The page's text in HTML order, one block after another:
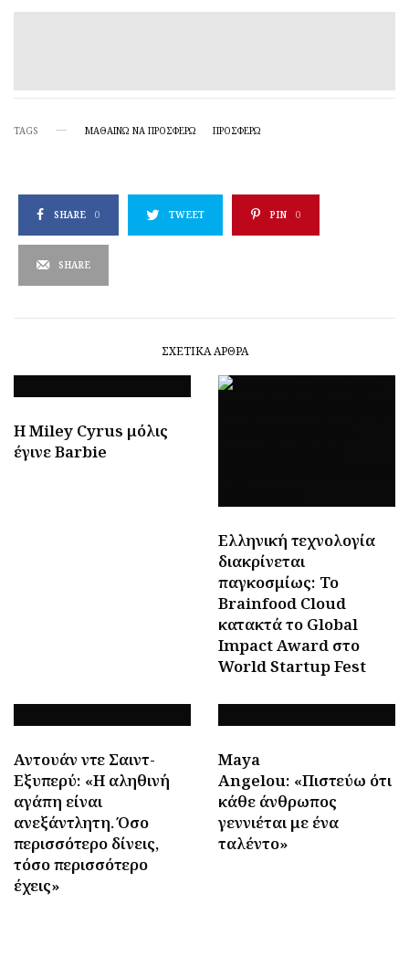
TAGS ΜΑΘΑΊΝΩ ΝΑ ΠΡΟΣΦΈΡΩ ΠΡΟΣΦΈΡΩ
SHARE 0 TWEET PIN 0
SHARE
ΣΧΕΤΙΚΆ ΆΡΘΡΑ
H Miley Cyrus μόλις
έγινε Barbie
Ελληνική τεχνολογία
διακρίνεται
παγκοσμίως: Το
Brainfood Cloud
κατακτά το Global
Impact Award στο
World Startup Fest
Αντουάν ντε Σαιντ-
Εξυπερύ: «Η αληθινή
αγάπη είναι
ανεξάντλητη. Όσο
περισσότερο δίνεις,
τόσο περισσότερο
έχεις»
Maya
Angelou: «Πιστεύω ότι
κάθε άνθρωπος
γεννιέται με ένα
ταλέντο»